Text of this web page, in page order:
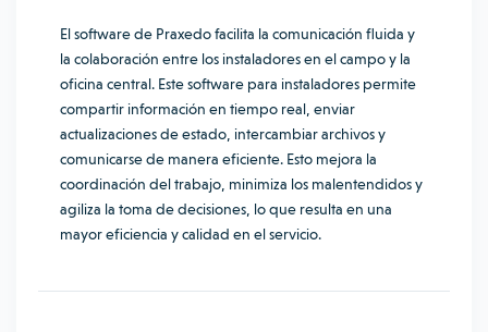
El software de Praxedo facilita la comunicación fluida y
la colaboración entre los instaladores en el campo y la
oficina central. Este software para instaladores permite
compartir información en tiempo real, enviar
actualizaciones de estado, intercambiar archivos y
comunicarse de manera eficiente. Esto mejora la
coordinación del trabajo, minimiza los malentendidos y
agiliza la toma de decisiones, lo que resulta en una
mayor eficiencia y calidad en el servicio.